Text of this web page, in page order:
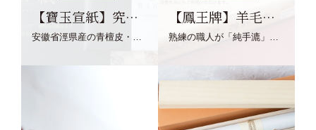
【寶玉宣紙】究極の純粋な宣紙を目指す寶玉宣紙 【鳳王牌】羊毛筆×濃墨での揮毫に最適な宣紙系画仙紙